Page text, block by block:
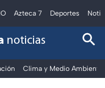
Azteca 7 Deportes
noticias
Clima y Medio Ambiente